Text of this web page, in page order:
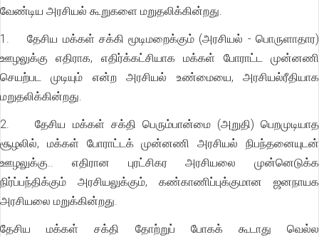
வேண்டிய அரசியல் கூறுகளை மறுதலிக்கின்றது.
1. தேசிய மக்கள் சக்கி மூடிமறைக்கும் (அரசியல் - பொருளாதார)
ஊழலுக்கு எதிராக, எதிர்க்கட்சியாக மக்கள் போராட்ட முன்னணி
செயற்பட முடியும் என்ற அரசியல் உண்மையை, அரசியல்ரீதியாக
மறுதலிக்கின்றது.
2. தேசிய மக்கள் சக்தி பெரும்பான்மை (அறுதி) பெறமுடியாத
சூழலில், மக்கள் போராட்டக் முன்னணி அரசியல் நிபந்தனையுடன்
ஊழலுக்கு.. எதிரான புரட்சிகர அரசியலை முன்னெடுக்க
நிர்ப்பந்திக்கும் அரசியலுக்கும், கண்காணிப்புக்குமான ஜனநாயக
அரசியலை மறுக்கின்றது.
தேசிய மக்கள் சக்தி தோற்றுப் போகக் கூடாது வெல்ல